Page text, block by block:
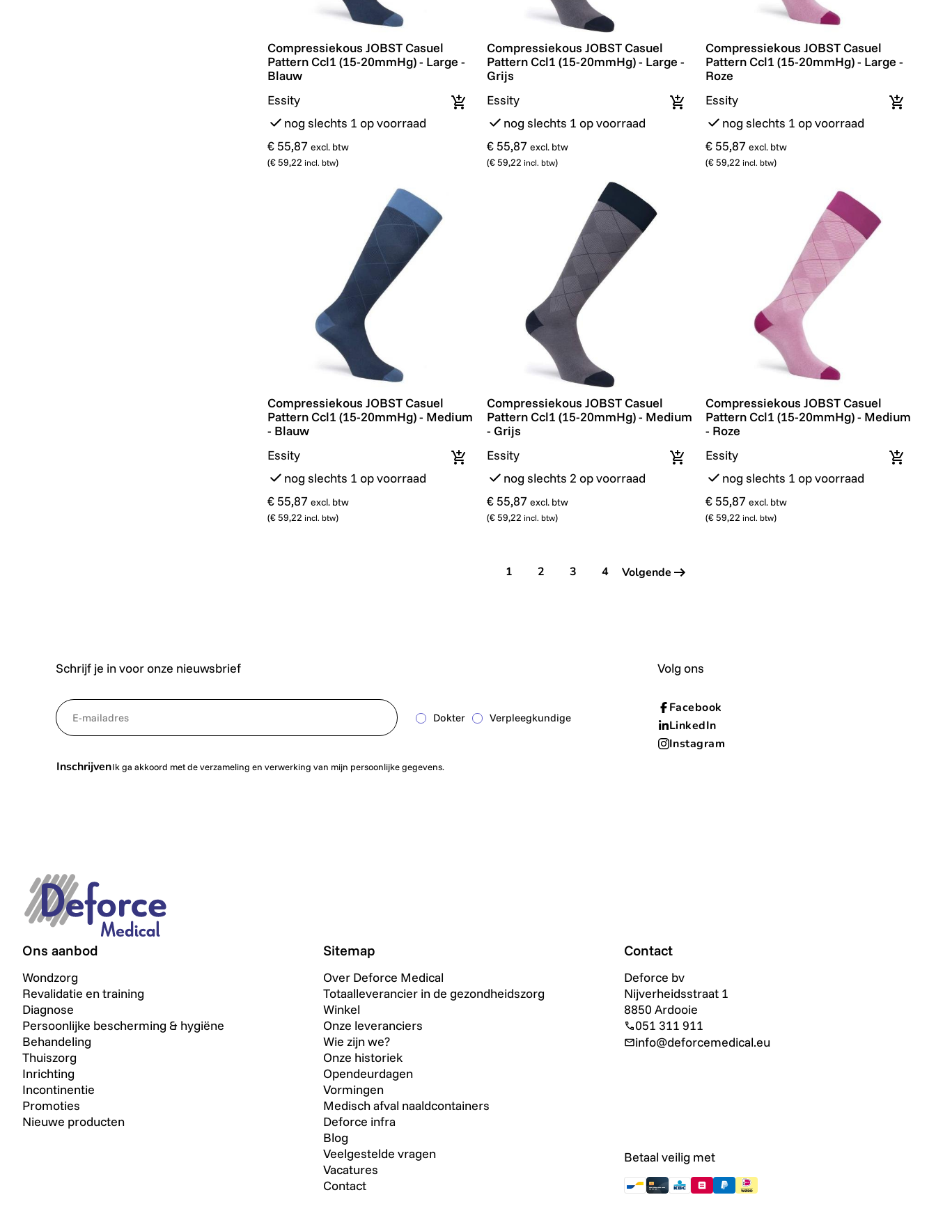
Compressiekous JOBST Casuel Pattern Ccl1 (15-20mmHg) - Large - Blauw
Compressiekous JOBST Casuel
Pattern Ccl1 (15-20mmHg) - Large -
Blauw
Essity
nog slechts 1 op voorraad
€ 55,87 excl. btw
(€ 59,22 incl. btw)
In winkelmandje
Compressiekous JOBST Casuel Pattern Ccl1 (15-20mmHg) - Large - Grijs
Compressiekous JOBST Casuel
Pattern Ccl1 (15-20mmHg) - Large -
Grijs
Essity
nog slechts 1 op voorraad
€ 55,87 excl. btw
(€ 59,22 incl. btw)
In winkelmandje
Compressiekous JOBST Casuel Pattern
Compressiekous JOBST Casuel
Pattern Ccl1 (15-20mmHg) - Large -
Roze
Essity
nog slechts 1 op voorraad
€ 55,87 excl. btw
(€ 59,22 incl. btw)
In
Compressiekous JOBST Casuel Pattern Ccl1 (15-20mmHg) - Medium - Blauw
Compressiekous JOBST Casuel
Pattern Ccl1 (15-20mmHg) - Medium
- Blauw
Essity
nog slechts 1 op voorraad
€ 55,87 excl. btw
(€ 59,22 incl. btw)
In winkelmandje
Compressiekous JOBST Casuel Pattern Ccl1 (15-20mmHg) - Medium - Grijs
Compressiekous JOBST Casuel
Pattern Ccl1 (15-20mmHg) - Medium
- Grijs
Essity
nog slechts 2 op voorraad
€ 55,87 excl. btw
(€ 59,22 incl. btw)
In winkelmandje
Compressiekous JOBST Casuel Pattern
Compressiekous JOBST Casuel
Pattern Ccl1 (15-20mmHg) - Medium
- Roze
Essity
nog slechts 1 op voorraad
€ 55,87 excl. btw
(€ 59,22 incl. btw)
In
1 2 3 4 Volgende
Schrijf je in voor onze nieuwsbrief
NewsletterEmail
Dokter Verpleegkundige
InschrijvenIk ga akkoord met de verzameling en verwerking van mijn persoonlijke gegevens.
Volg ons
Facebook
LinkedIn
Instagram
Ons aanbod
Wondzorg
Revalidatie en training
Diagnose
Persoonlijke bescherming & hygiëne
Behandeling
Thuiszorg
Inrichting
Incontinentie
Promoties
Nieuwe producten
Sitemap
Over Deforce Medical
Totaalleverancier in de gezondheidszorg
Winkel
Onze leveranciers
Wie zijn we?
Onze historiek
Opendeurdagen
Vormingen
Medisch afval naaldcontainers
Deforce infra
Blog
Veelgestelde vragen
Vacatures
Contact
Contact
Deforce bv
Nijverheidsstraat 1
8850 Ardooie
051 311 911
info@deforcemedical.eu
Betaal veilig met